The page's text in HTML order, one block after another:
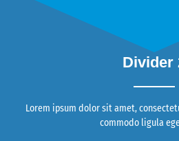
Divider
Lorem ipsum dolor sit amet,
commodo ligula